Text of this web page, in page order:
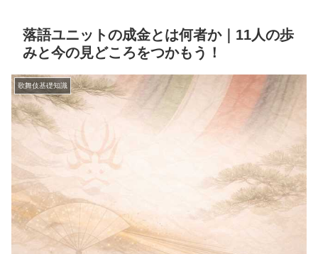
落語ユニットの成金とは何者か｜11人の歩
みと今の見どころをつかもう！
歌舞伎基礎知識